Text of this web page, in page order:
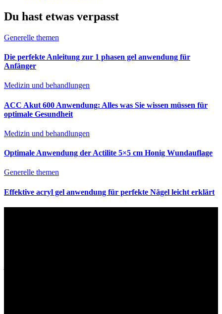
Du hast etwas verpasst
Generelle themen
Die perfekte Anleitung zur 1 phasen gel anwendung für
Anfänger
Medizin und behandlungen
ACC Akut 600 Anwendung: Alles was Sie wissen müssen für
optimale Gesundheit
Medizin und behandlungen
Optimale Anwendung der Actilite 5×5 cm Honig Wundauflage
Generelle themen
Effektive acryl gel anwendung für perfekte Nägel leicht erklärt